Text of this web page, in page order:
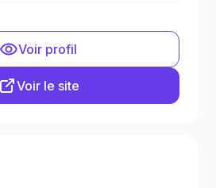
Voir profil
Voir le site